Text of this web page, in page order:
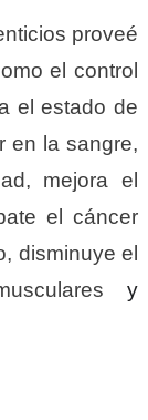
proveé
el control
el estado de
en la sangre,
mejora el
el cáncer
disminuye el
y